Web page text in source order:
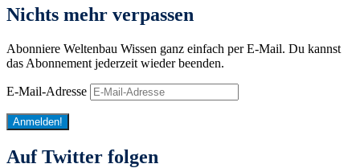
Nichts mehr verpassen
Abonniere Weltenbau Wissen ganz einfach per E-Mail. Du kannst
das Abonnement jederzeit wieder beenden.
E-Mail-Adresse
Anmelden!
Auf Twitter folgen